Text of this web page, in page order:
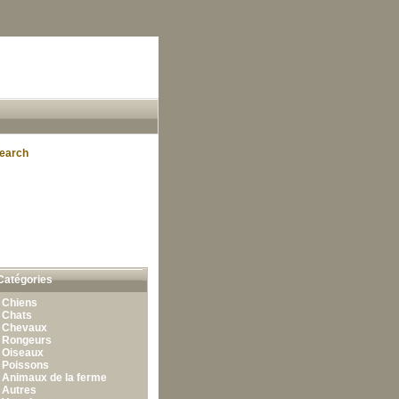
Chiens
Chats
Chevaux
Rongeurs
Oiseaux
Poissons
Animaux de la ferme
Autres